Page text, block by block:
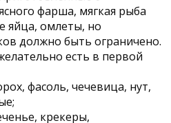
фарша, мягкая рыба
яйца, омлеты, но
должно быть ограничено.
есть в первой
фасоль, чечевица, нут,
крекеры,